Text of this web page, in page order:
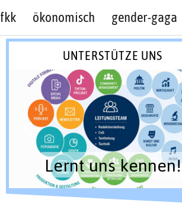
fkk ökonomisch gender-gaga
UNTERSTÜTZE UNS
Lernt uns kennen!